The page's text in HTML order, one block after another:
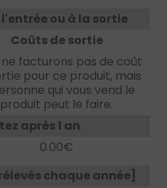
ou à la sortie
Coûts de sortie
ne facturons pas de coût
pour ce produit, mais
qui vous vend le
produit peut le faire.
après 1 an
0.00€
chaque année]